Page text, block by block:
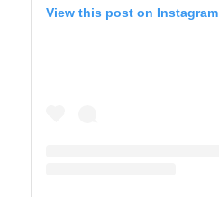
View this post on Instagram